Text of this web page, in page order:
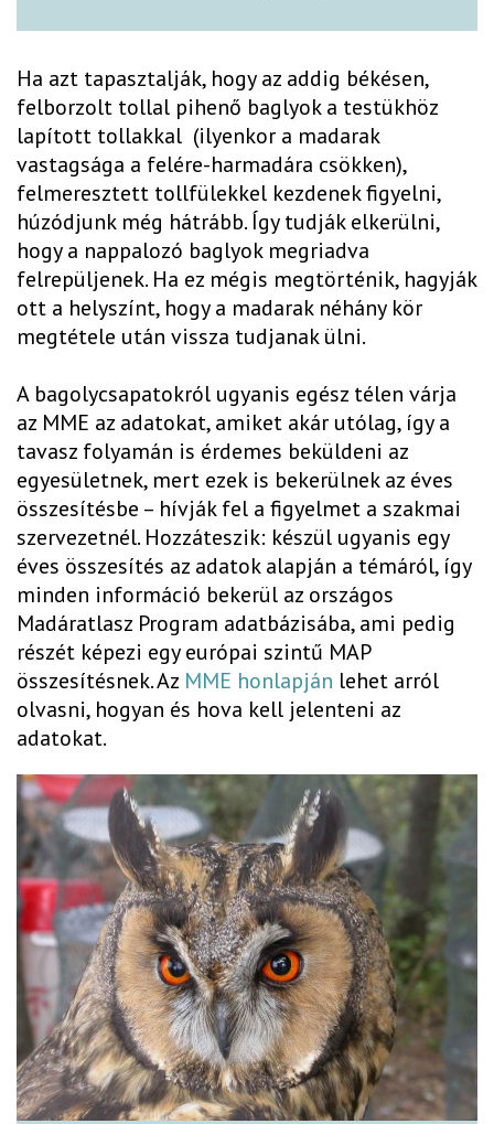
Ha azt tapasztalják, hogy az addig békésen,
felborzolt tollal pihenő baglyok a testükhöz
lapított tollakkal (ilyenkor a madarak
vastagsága a felére-harmadára csökken),
felmeresztett tollfülekkel kezdenek figyelni,
húzódjunk még hátrább. Így tudják elkerülni,
hogy a nappalozó baglyok megriadva
felrepüljenek. Ha ez mégis megtörténik, hagyják
ott a helyszínt, hogy a madarak néhány kör
megtétele után vissza tudjanak ülni.
A bagolycsapatokról ugyanis egész télen várja
az MME az adatokat, amiket akár utólag, így a
tavasz folyamán is érdemes beküldeni az
egyesületnek, mert ezek is bekerülnek az éves
összesítésbe – hívják fel a figyelmet a szakmai
szervezetnél. Hozzáteszik: készül ugyanis egy
éves összesítés az adatok alapján a témáról, így
minden információ bekerül az országos
Madáratlasz Program adatbázisába, ami pedig
részét képezi egy európai szintű MAP
összesítésnek. Az MME honlapján lehet arról
olvasni, hogyan és hova kell jelenteni az
adatokat.